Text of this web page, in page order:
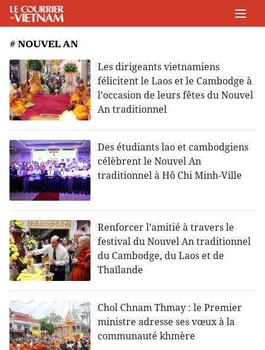
# NOUVEL AN
Les dirigeants vietnamiens
félicitent le Laos et le Cambodge à
l’occasion de leurs fêtes du Nouvel
An traditionnel
Des étudiants lao et cambodgiens
célèbrent le Nouvel An
traditionnel à Hô Chi Minh-Ville
Renforcer l’amitié à travers le
festival du Nouvel An traditionnel
du Cambodge, du Laos et de
Thaïlande
Chol Chnam Thmay : le Premier
ministre adresse ses vœux à la
communauté khmère